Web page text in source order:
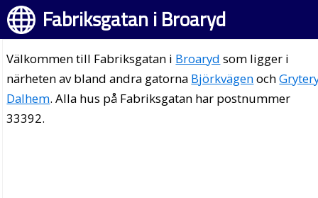
Fabriksgatan i Broaryd
Välkommen till Fabriksgatan i Broaryd som ligger i
närheten av bland andra gatorna Björkvägenoch
Dalhem. Alla hus på Fabriksgatan har postnummer
33392.